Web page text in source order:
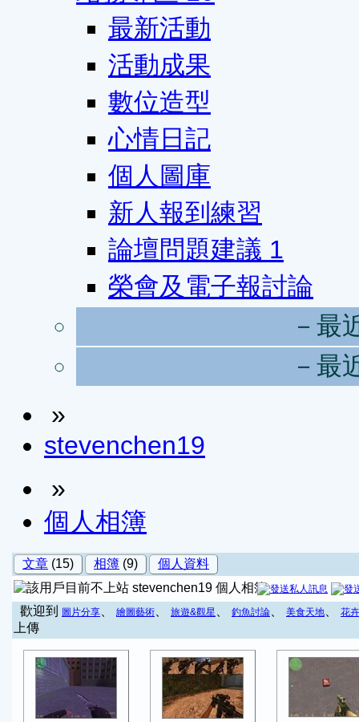
最新活動
活動成果
數位造型
心情日記
個人圖庫
新人報到練習
論壇問題建議 1
榮會及電子報討論
－最
－最
»
stevenchen19
»
個人相簿
文章 (15) 相簿 (9)
個人資料
stevenchen19 個人相簿
歡迎到
圖片分享 繪圖藝術 旅遊&觀星 釣魚討論 美食天地 花
上傳